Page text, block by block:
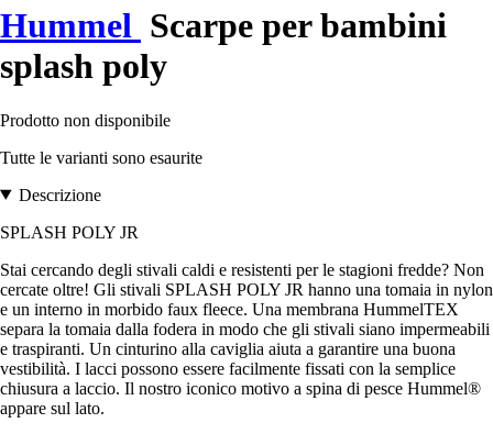
Hummel Scarpe per bambini
splash poly
Prodotto non disponibile
Tutte le varianti sono esaurite
Descrizione
SPLASH POLY JR
Stai cercando degli stivali caldi e resistenti per le stagioni fredde? Non
cercate oltre! Gli stivali SPLASH POLY JR hanno una tomaia in nylon
e un interno in morbido faux fleece. Una membrana HummelTEX
separa la tomaia dalla fodera in modo che gli stivali siano impermeabili
e traspiranti. Un cinturino alla caviglia aiuta a garantire una buona
vestibilità. I lacci possono essere facilmente fissati con la semplice
chiusura a laccio. Il nostro iconico motivo a spina di pesce Hummel®
appare sul lato.